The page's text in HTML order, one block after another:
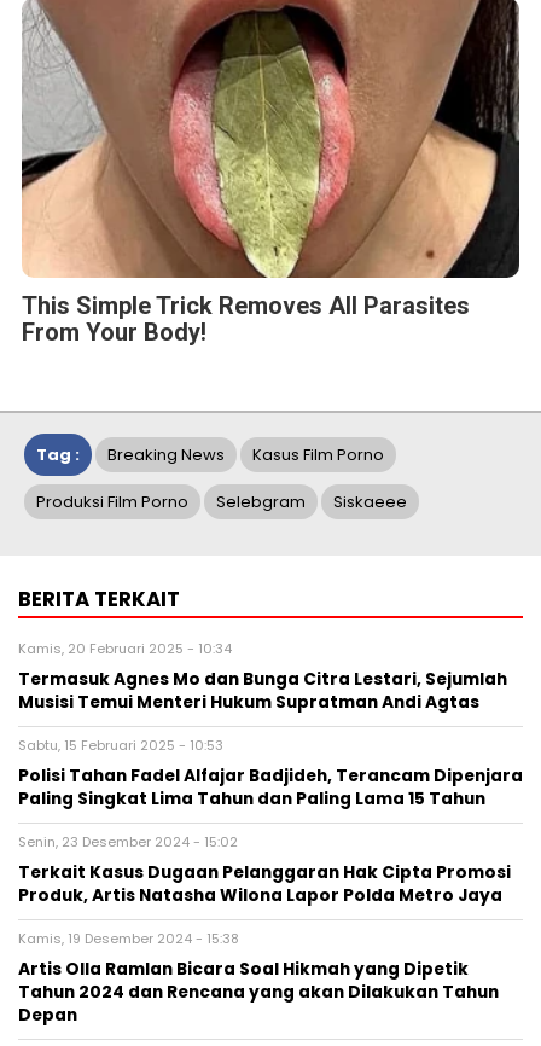
This Simple Trick Removes All Parasites
From Your Body!
Tag : Breaking News Kasus Film Porno
Produksi Film Porno Selebgram Siskaeee
BERITA TERKAIT
Kamis, 20 Februari 2025 - 10:34
Termasuk Agnes Mo dan Bunga Citra Lestari, Sejumlah
Musisi Temui Menteri Hukum Supratman Andi Agtas
Sabtu, 15 Februari 2025 - 10:53
Polisi Tahan Fadel Alfajar Badjideh, Terancam Dipenjara
Paling Singkat Lima Tahun dan Paling Lama 15 Tahun
Senin, 23 Desember 2024 - 15:02
Terkait Kasus Dugaan Pelanggaran Hak Cipta Promosi
Produk, Artis Natasha Wilona Lapor Polda Metro Jaya
Kamis, 19 Desember 2024 - 15:38
Artis Olla Ramlan Bicara Soal Hikmah yang Dipetik
Tahun 2024 dan Rencana yang akan Dilakukan Tahun
Depan